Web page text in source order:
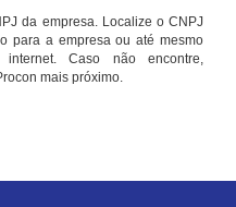
da empresa. Localize o CNPJ
para a empresa ou até mesmo
Caso não encontre,
mais próximo.